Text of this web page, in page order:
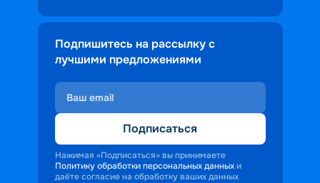
Подпишитесь на рассылку с
лучшими предложениями
Подписаться
Нажимая «Подписаться» вы принимаете
Политику обработки персональных данных и
даёте согласие на обработку ваших данных